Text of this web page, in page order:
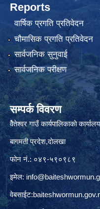
Reports
वार्षिक प्रगति प्रतिवेदन
चौमासिक प्रगति प्रतिवेदन
सार्वजनिक सुनुवाई
सार्वजनिक परीक्षण
सम्पर्क विवरण
वैेतेश्वर गाउँ कार्यपालिकाकाे
बागमती‌ प्रदेश,दाेलखा
फोन नं.: ०४९-५९०९८९
इमेल: